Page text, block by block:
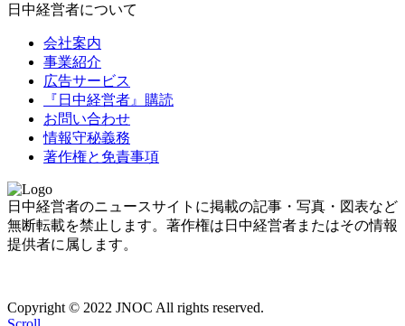
日中経営者について
会社案内
事業紹介
広告サービス
『日中経営者』購読
お問い合わせ
情報守秘義務
著作権と免責事項
日中経営者のニュースサイトに掲載の記事・写真・図表など
無断転載を禁止します。著作権は日中経営者またはその情報
提供者に属します。
Copyright © 2022 JNOC All rights reserved.